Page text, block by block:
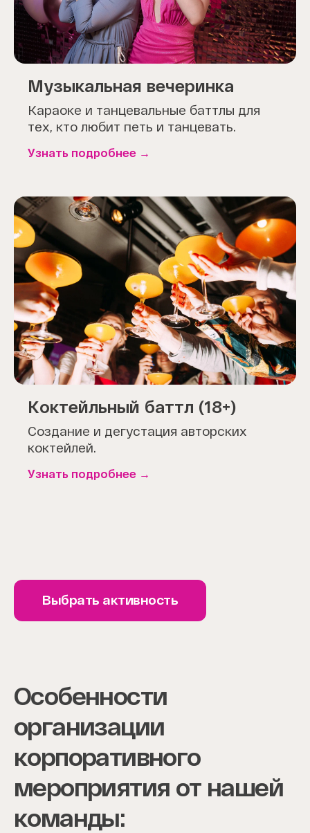
Музыкальная вечеринка
Караоке и танцевальные баттлы для
тех, кто любит петь и танцевать.
Узнать подробнее
Коктейльный баттл (18+)
Создание и дегустация авторских
коктейлей.
Узнать подробнее
Выбрать активность
Особенности
организации
корпоративного
мероприятия от нашей
команды: